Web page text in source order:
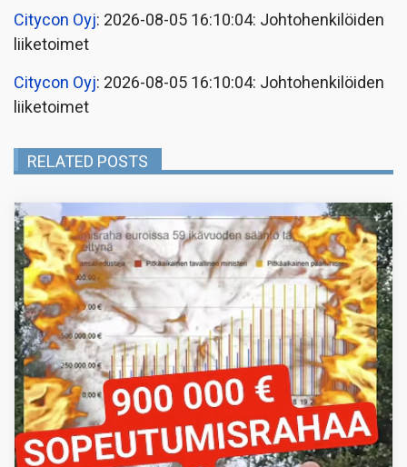
Citycon Oyj: 2026-08-05 16:10:04: Johtohenkilöiden
liiketoimet
Citycon Oyj: 2026-08-05 16:10:04: Johtohenkilöiden
liiketoimet
RELATED POSTS